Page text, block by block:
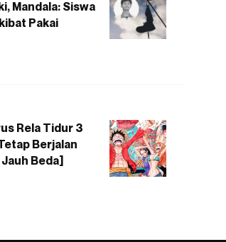
Mandala: Siswa
Pakai
Rela Tidur 3
Berjalan
Beda]